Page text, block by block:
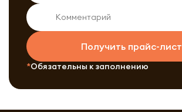
Получить прайс-лист
Обязательны к заполнению